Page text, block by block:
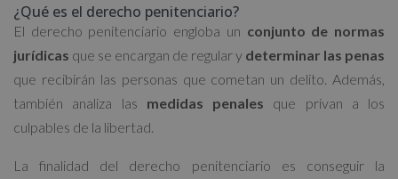
¿Qué es el derecho penitenciario?
El derecho penitenciario engloba un conjunto de normas
jurídicas que se encargan de regular y determinar las penas
que recibirán las personas que cometan un delito. Además,
también analiza las medidas penales que privan a los
culpables de la libertad.
La finalidad del derecho penitenciario es conseguir la